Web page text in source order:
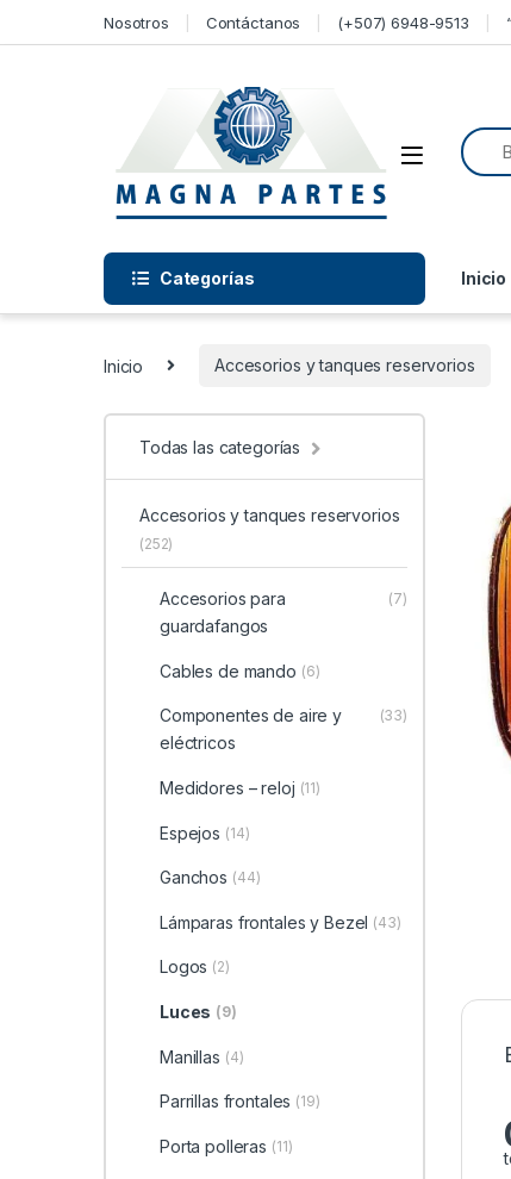
Nosotros Contáctanos (+507) 6948-9513
Categorías Inicio
Inicio Accesorios y tanques reservorios
Todas las categorías
Accesorios y tanques reservorios
(252)
Accesorios para
guardafangos
(7)
Cables de mando (6)
Componentes de aire y
eléctricos
(33)
Medidores – reloj (11)
Espejos (14)
Ganchos (44)
Lámparas frontales y Bezel (43)
Logos (2)
Luces (9)
Manillas (4)
Parrillas frontales (19)
Porta polleras (11)